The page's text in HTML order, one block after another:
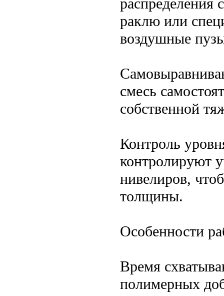
распределения
раклю или
воздушные
смесь
собственной
Контроль
контролируют
нивелиров,
толщины.
Особенности
Время
полимерных